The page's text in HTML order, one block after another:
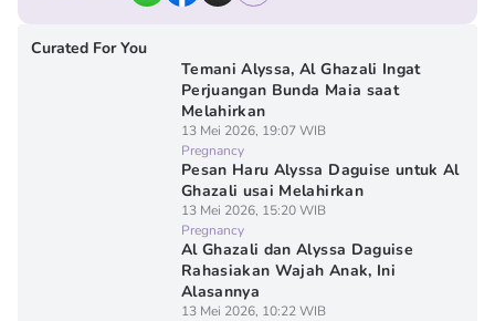
Curated For You
Temani Alyssa, Al Ghazali Ingat
Perjuangan Bunda Maia saat
Melahirkan
13 Mei 2026, 19:07 WIB
Pregnancy
Pesan Haru Alyssa Daguise untuk Al
Ghazali usai Melahirkan
13 Mei 2026, 15:20 WIB
Pregnancy
Al Ghazali dan Alyssa Daguise
Rahasiakan Wajah Anak, Ini
Alasannya
13 Mei 2026, 10:22 WIB